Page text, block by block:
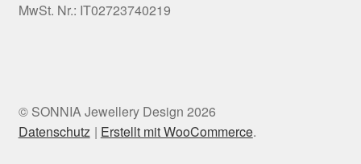
MwSt. Nr.: IT02723740219
© SONNIA Jewellery Design 2026
Datenschutz
Erstellt mit WooCommerce.